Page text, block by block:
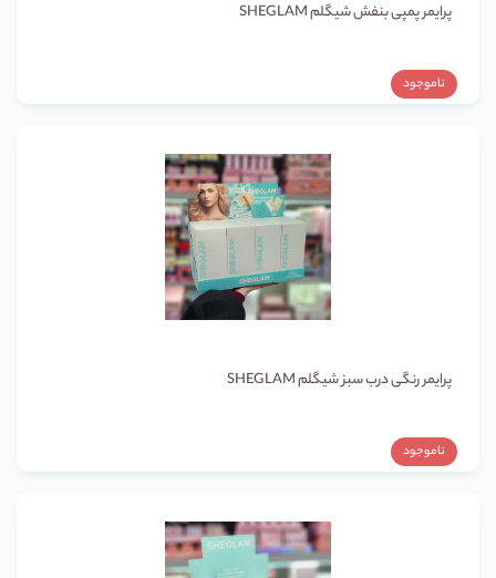
پرایمر پمپی بنفش شیگلم SHEGLAM
ناموجود
پرایمر رنگی درب سبز شیگلم SHEGLAM
ناموجود